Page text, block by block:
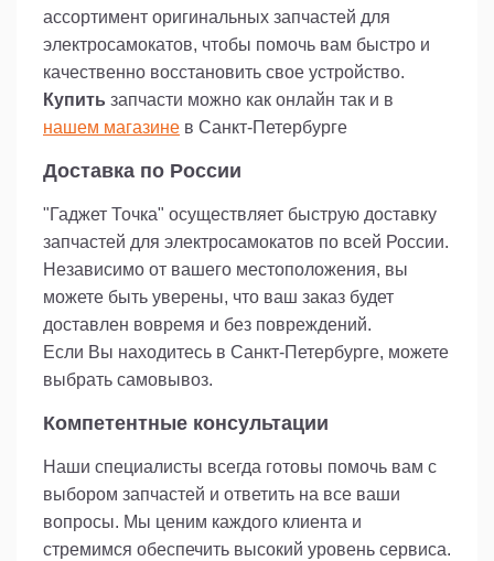
универсальным выбором для замены старых
или поврежденных подшипников.
Заказывая подшипник NTN 6203 2RS (LLU), вы
получаете не только высокое качество и
надежность, но и уверенность в том, что ваш
электросамокат будет работать безупречно. Не
добавьте его в корзину прямо сейчас и
продолжайте наслаждаться комфортными
поездками на своем самокате.
ассортимент оригинальных запчастей для
электросамокатов, чтобы помочь вам быстро и
качественно восстановить свое устройство.
Купить запчасти можно как онлайн так и в
нашем магазине в Санкт-Петербурге
Доставка по России
"Гаджет Точка" осуществляет быструю доставку
запчастей для электросамокатов по всей России.
Независимо от вашего местоположения, вы
можете быть уверены, что ваш заказ будет
доставлен вовремя и без повреждений.
Если Вы находитесь в Санкт-Петербурге, можете
выбрать самовывоз.
Компетентные консультации
Наши специалисты всегда готовы помочь вам с
выбором запчастей и ответить на все ваши
вопросы. Мы ценим каждого клиента и
стремимся обеспечить высокий уровень сервиса.